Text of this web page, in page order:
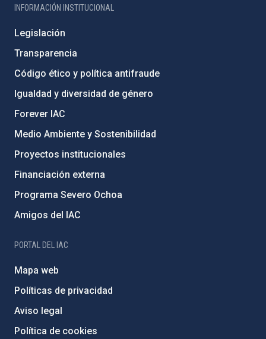
INFORMACIÓN INSTITUCIONAL
Legislación
Transparencia
Código ético y política antifraude
Igualdad y diversidad de género
Forever IAC
Medio Ambiente y Sostenibilidad
Proyectos institucionales
Financiación externa
Programa Severo Ochoa
Amigos del IAC
PORTAL DEL IAC
Mapa web
Políticas de privacidad
Aviso legal
Política de cookies